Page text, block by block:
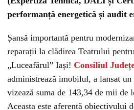
performanță energetică și audit
Șansă importantă pentru
reparații la clădirea Teatrului
„Luceafărul” Iași! Consiliul
administrează imobilul, a lansat un
vizează suma de 143,34 de mii de
Aceasta este aferentă obiectivului